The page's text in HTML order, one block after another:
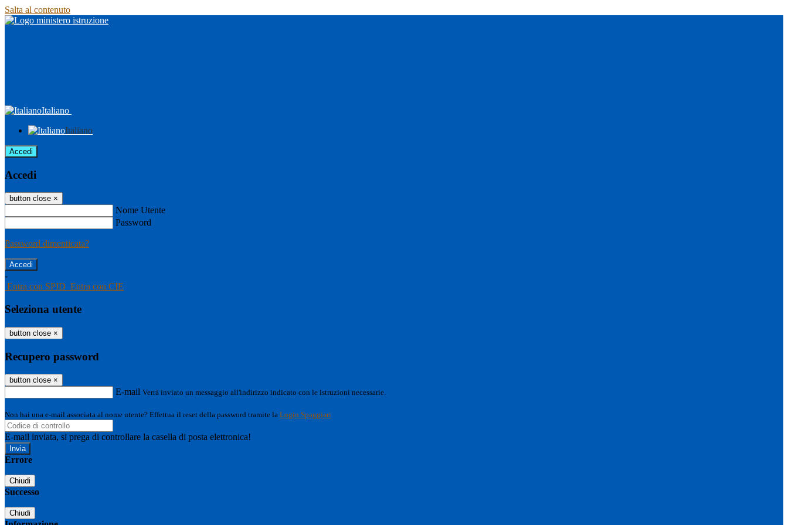
Salta al contenuto
Italiano
Italiano
Accedi
Accedi
button close ×
Nome Utente
Password
Password dimenticata?
-
Entra con SPID Entra con CIE
Seleziona utente
button close ×
Recupero password
button close ×
E-mail Verrà inviato un messaggio all'indirizzo indicato con le istruzioni necessarie.
Non hai una e-mail associata al nome utente? Effettua il reset della password tramite la Login Spaggiari
E-mail inviata, si prega di controllare la casella di posta elettronica!
Errore
Chiudi
Successo
Chiudi